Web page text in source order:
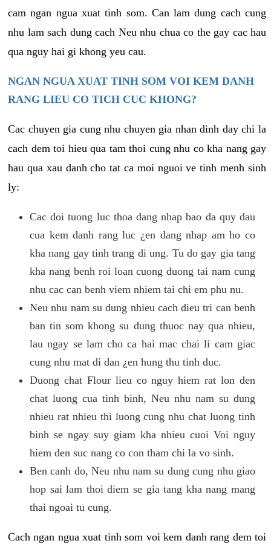
cam ngan ngua xuat tinh som. Can lam dung cach cung
nhu lam sach dung cach Neu nhu chua co the gay cac hau
qua nguy hai gi khong yeu cau.
NGAN NGUA XUAT TINH SOM VOI KEM DANH
RANG LIEU CO TICH CUC KHONG?
Cac chuyen gia cung nhu chuyen gia nhan dinh day chi la
cach dem toi hieu qua tam thoi cung nhu co kha nang gay
hau qua xau danh cho tat ca moi nguoi ve tinh menh sinh
ly:
Cac doi tuong luc thoa dang nhap bao da quy dau
cua kem danh rang luc ¿en dang nhap am ho co
kha nang gay tinh trang di ung. Tu do gay gia tang
kha nang benh roi loan cuong duong tai nam cung
nhu cac can benh viem nhiem tai chi em phu nu.
Neu nhu nam su dung nhieu cach dieu tri can benh
ban tin som khong su dung thuoc nay qua nhieu,
lau ngay se lam cho ca hai mac chai li cam giac
cung nhu mat di dan ¿en hung thu tinh duc.
Duong chat Flour lieu co nguy hiem rat lon den
chat luong cua tinh binh, Neu nhu nam su dung
nhieu rat nhieu thi luong cung nhu chat luong tinh
binh se ngay suy giam kha nhieu cuoi Voi nguy
hiem den suc nang co con tham chi la vo sinh.
Ben canh do, Neu nhu nam su dung cung nhu giao
hop sai lam thoi diem se gia tang kha nang mang
thai ngoai tu cung.
Cach ngan ngua xuat tinh som voi kem danh rang dem toi